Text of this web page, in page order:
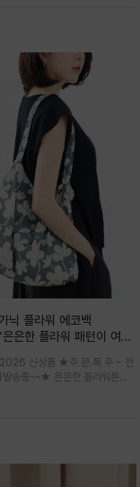
닉 플라워 에코백
한 플라워 패턴이 여름
신상품 ★주.문.폭.주 - 전
발송중~~★ 은은한 플라워톤이
럴한 감성의 천연 오가닉 코튼소